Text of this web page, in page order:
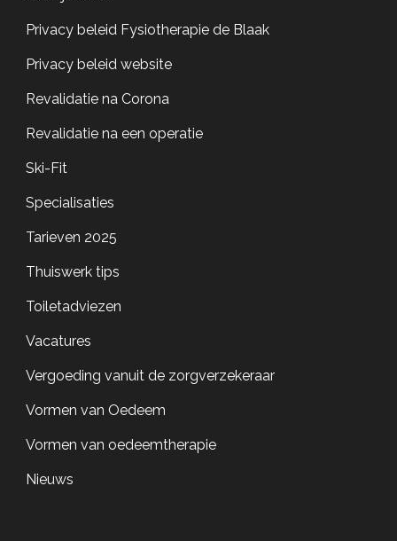
Privacy beleid Fysiotherapie de Blaak
Privacy beleid website
Revalidatie na Corona
Revalidatie na een operatie
Ski-Fit
Specialisaties
Tarieven 2025
Thuiswerk tips
Toiletadviezen
Vacatures
Vergoeding vanuit de zorgverzekeraar
Vormen van Oedeem
Vormen van oedeemtherapie
Nieuws